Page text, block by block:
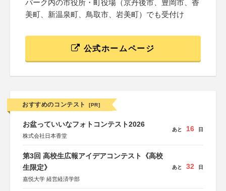
パーク内の市役所・町役場（京丹後市、豊岡市、香
美町、新温泉町、鳥取市、岩美町）でも受付け
公式ホームページ
おすすめのコンテスト [PR]
お盆っていいなフォトコンテスト2026
株式会社日本香堂
あと 16 日
第3回 高校生広報アイデアコンテスト《高校
生限定》
嘉悦大学 経営経済学部
あと 32 日